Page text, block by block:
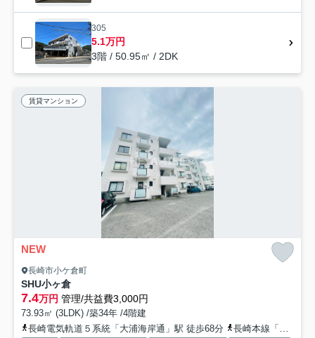
305
5.1万円
3階 / 50.95㎡ / 2DK
賃貸マンション
NEW
長崎市小ケ倉町
SHU小ヶ倉
7.4万円 管理/共益費3,000円
73.93㎡ (3LDK) /築34年 /4階建
長崎電気軌道５系統「大浦海岸通」駅 徒歩68分
長崎本線「長崎」駅 徒歩90分車14分 7.4km